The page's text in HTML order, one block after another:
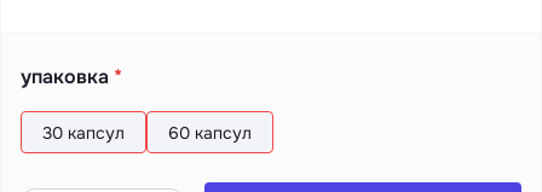
упаковка *
30 капсул 60 капсул